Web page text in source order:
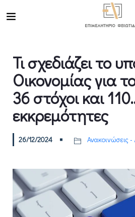
Τι σχεδιάζει το
Οικονομίας για
36 στόχοι και
εκκρεμότητες
26/12/2024 Ανακοινώσεις